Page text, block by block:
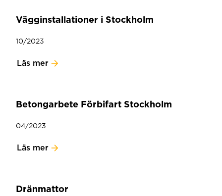
Vägginstallationer i Stockholm
10/2023
Läs mer
Betongarbete Förbifart Stockholm
04/2023
Läs mer
Dränmattor